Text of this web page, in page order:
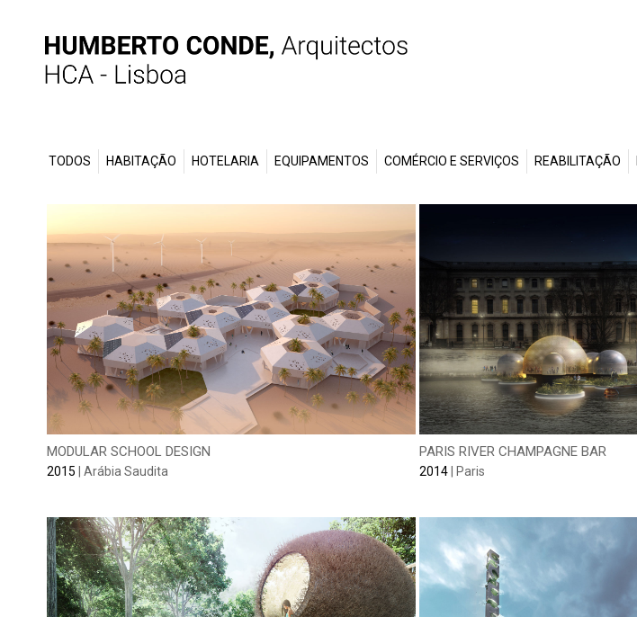
TODOS HABITAÇÃO HOTELARIA EQUIPAMENTOS COMÉRCIO E SERVIÇOS REABILITAÇÃO
MODULAR SCHOOL DESIGN
2015 | Arábia Saudita
PARIS RIVER CHAMPAGNE BAR
2014 | Paris